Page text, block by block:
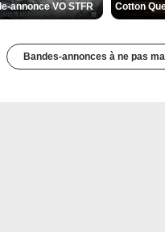
annonce VO STFR
Bandes-annonces à ne pas